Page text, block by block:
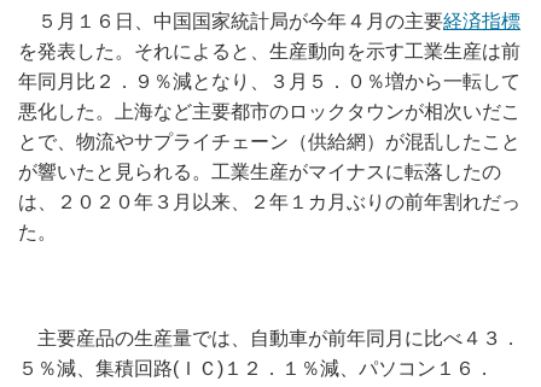
５月１６日、中国国家統計局が今年４月の主要経済指標
を発表した。それによると、生産動向を示す工業生産は前
年同月比２．９％減となり、３月５．０％増から一転して
悪化した。上海など主要都市のロックタウンが相次いだこ
とで、物流やサプライチェーン（供給網）が混乱したこと
が響いたと見られる。工業生産がマイナスに転落したの
は、２０２０年３月以来、２年１カ月ぶりの前年割れだっ
た。
主要産品の生産量では、自動車が前年同月に比べ４３．
５％減、集積回路(ＩＣ)１２．１％減、パソコン１６．